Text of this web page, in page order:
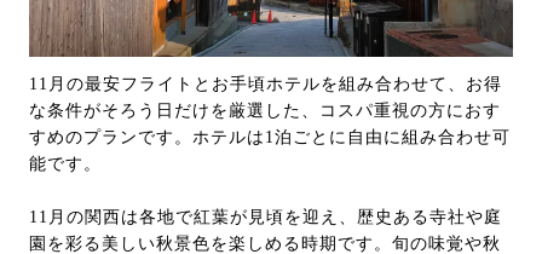
11月の最安フライトとお手頃ホテルを組み合わせて、お得
な条件がそろう日だけを厳選した、コスパ重視の方におす
すめのプランです。ホテルは1泊ごとに自由に組み合わせ可
能です。
11月の関西は各地で紅葉が見頃を迎え、歴史ある寺社や庭
園を彩る美しい秋景色を楽しめる時期です。旬の味覚や秋